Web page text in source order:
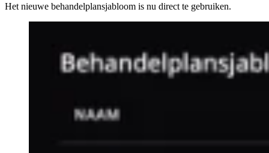
Het nieuwe behandelplansjabloom is nu direct te gebruiken.